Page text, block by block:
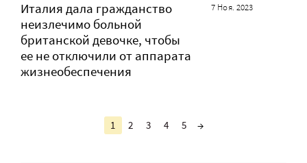
Италия дала гражданство
неизлечимо больной
британской девочке, чтобы
ее не отключили от аппарата
жизнеобеспечения
7 Ноя. 2023
1 2 3 4 5 →